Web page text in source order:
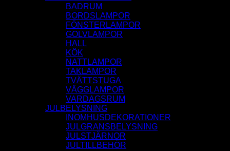
BADRUM
BORDSLAMPOR
FÖNSTERLAMPOR
GOLVLAMPOR
HALL
KÖK
NATTLAMPOR
TAKLAMPOR
TVÄTTSTUGA
VÄGGLAMPOR
VARDAGSRUM
JULBELYSNING
INOMHUSDEKORATIONER
JULGRANSBELYSNING
JULSTJÄRNOR
JULTILLBEHÖR